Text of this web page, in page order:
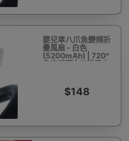
嬰兒車八爪魚變頻折
疊風扇 - 白色
(5200mAh) | 720°
角度調節 | 三檔風力
$148